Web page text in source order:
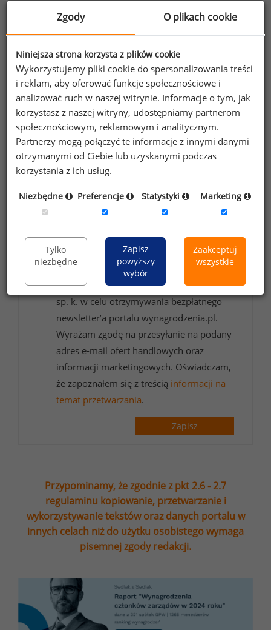
oraz inne korzyści.
Dowiedz się więcej
Wybierz opcję dostosowana do Twoich
potrzeb! Przetestuj strefę premium.
Chcesz na bieżąco śledzić najnowsze informacje o
wynagrodzeniach?
Wyrażam zgodę na przetwarzanie moich
danych osobowych zawartych w
formularzu przez Sedlak&Sedlak sp. z o.o.
sp. k. w celu otrzymywania bezpłatnego
newsletter’a portalu wynagrodzenia.pl.
Wyrażam zgodę na przesyłanie na podany
adres e-mail ofert handlowych oraz
informacji marketingowych. Oświadczam,
że zapoznałem się z treścią informacji na
temat przetwarzania.
Zapisz
Przypominamy, że zgodnie z pkt 2.6 - 2.7
regulaminu kopiowanie, przetwarzanie i
wykorzystywanie tekstów oraz danych portalu w
innych celach niż do użytku osobistego wymaga
pisemnej zgody redakcji.
Zgody O plikach cookie
Niniejsza strona korzysta z plików cookie
Wykorzystujemy pliki cookie do spersonalizowania treści
i reklam, aby oferować funkcje społecznościowe i
analizować ruch w naszej witrynie. Informacje o tym, jak
korzystasz z naszej witryny, udostępniamy partnerom
społecznościowym, reklamowym i analitycznym.
Partnerzy mogą połączyć te informacje z innymi danymi
otrzymanymi od Ciebie lub uzyskanymi podczas
korzystania z ich usług.
Niezbędne Preferencje Statystyki Marketing
Tylko
niezbędne
Zapisz
powyższy
wybór
Zaakceptuj
wszystkie